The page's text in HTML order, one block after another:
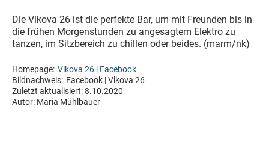
Die Vlkova 26 ist die perfekte Bar, um mit Freunden bis in
die frühen Morgenstunden zu angesagtem Elektro zu
tanzen, im Sitzbereich zu chillen oder beides. (marm/nk)
Homepage: Vlkova 26 | Facebook
Bildnachweis: Facebook | Vlkova 26
Zuletzt aktualisiert:8.10.2020
Autor: Maria Mühlbauer